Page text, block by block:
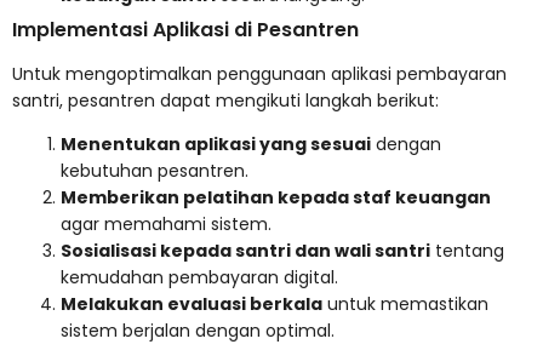
Implementasi Aplikasi di Pesantren
Untuk mengoptimalkan penggunaan aplikasi pembayaran
santri, pesantren dapat mengikuti langkah berikut:
Menentukan aplikasi yang sesuai dengan
kebutuhan pesantren.
Memberikan pelatihan kepada staf keuangan
agar memahami sistem.
Sosialisasi kepada santri dan wali santri tentang
kemudahan pembayaran digital.
Melakukan evaluasi berkala untuk memastikan
sistem berjalan dengan optimal.